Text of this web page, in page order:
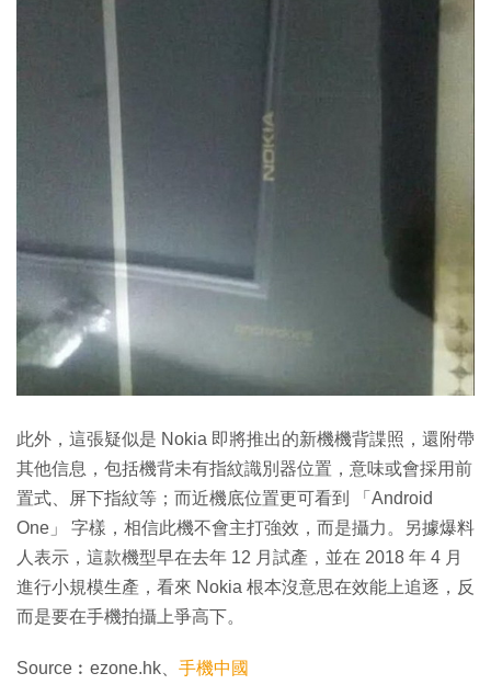
此外，這張疑似是 Nokia 即將推出的新機機背諜照，還附帶
其他信息，包括機背未有指紋識別器位置，意味或會採用前
置式、屏下指紋等；而近機底位置更可看到 「Android
One」 字樣，相信此機不會主打強效，而是攝力。另據爆料
人表示，這款機型早在去年 12 月試產，並在 2018 年 4 月
進行小規模生產，看來 Nokia 根本沒意思在效能上追逐，反
而是要在手機拍攝上爭高下。
Source︰ezone.hk、 手機中國